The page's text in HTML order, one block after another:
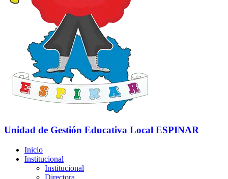
Unidad de Gestión Educativa Local ESPINAR
Inicio
Institucional
Institucional
Directora